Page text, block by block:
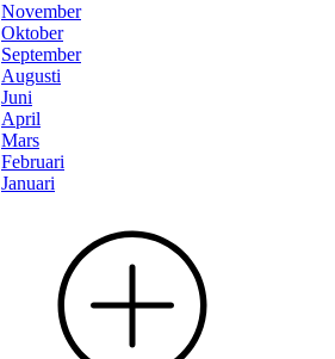
November
Oktober
September
Augusti
Juni
April
Mars
Februari
Januari